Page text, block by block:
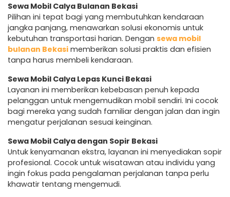
Sewa Mobil Calya Bulanan Bekasi
Pilihan ini tepat bagi yang membutuhkan kendaraan
jangka panjang, menawarkan solusi ekonomis untuk
kebutuhan transportasi harian. Dengan sewa mobil
bulanan Bekasi memberikan solusi praktis dan efisien
tanpa harus membeli kendaraan.
Sewa Mobil Calya Lepas Kunci Bekasi
Layanan ini memberikan kebebasan penuh kepada
pelanggan untuk mengemudikan mobil sendiri. Ini cocok
bagi mereka yang sudah familiar dengan jalan dan ingin
mengatur perjalanan sesuai keinginan.
Sewa Mobil Calya dengan Sopir Bekasi
Untuk kenyamanan ekstra, layanan ini menyediakan sopir
profesional. Cocok untuk wisatawan atau individu yang
ingin fokus pada pengalaman perjalanan tanpa perlu
khawatir tentang mengemudi.